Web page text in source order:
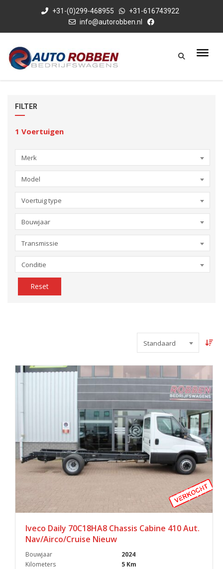
+31-(0)299-468955
+31-616743922
info@autorobben.nl
FILTER
1 Voertuigen
Merk
Model
Voertuig type
Bouwjaar
Transmissie
Conditie
Reset
Standaard
Iveco Daily 70C18HA8 Chassis Cabine 410 Aut.
Nav/Airco/Cruise Nieuw
Bouwjaar
2024
Kilometers
5 Km